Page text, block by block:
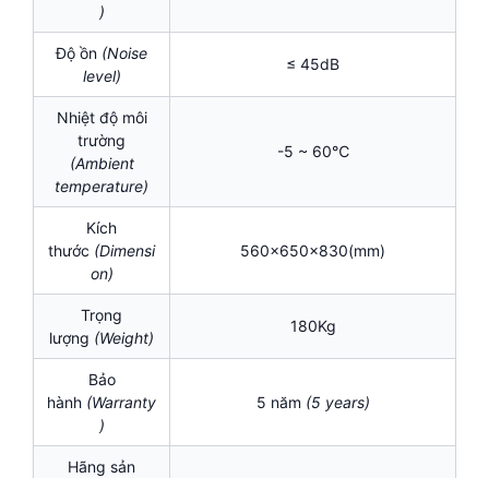
)
Độ ồn (Noise
level)
≤ 45dB
Nhiệt độ môi
trường
(Ambient
temperature)
-5 ~ 60℃
Kích
thước (Dimensi
on)
560x650x830(mm)
Trọng
lượng (Weight)
180Kg
Bảo
hành (Warranty
)
5 năm (5 years)
Hãng sản